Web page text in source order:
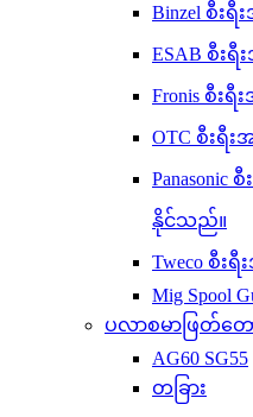
Binzel စီ
ESAB စီ
Fronis စီ
OTC စီး
နိုင်သည်။
Tweco
Mig Spool
ပလာစမာဖြတ်တေ
AG60 SG55
တခြား